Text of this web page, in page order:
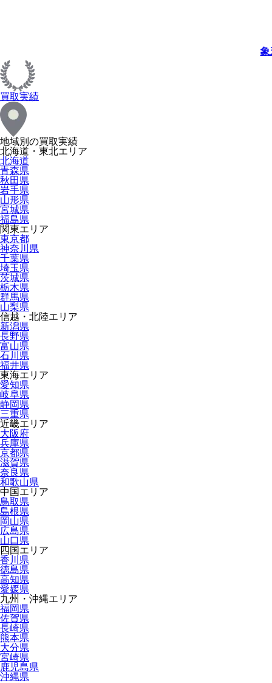
象
買取実績
地域別の買取実績
北海道・東北エリア
北海道
青森県
秋田県
岩手県
山形県
宮城県
福島県
関東エリア
東京都
神奈川県
千葉県
埼玉県
茨城県
栃木県
群馬県
山梨県
信越・北陸エリア
新潟県
長野県
富山県
石川県
福井県
東海エリア
愛知県
岐阜県
静岡県
三重県
近畿エリア
大阪府
兵庫県
京都県
滋賀県
奈良県
和歌山県
中国エリア
鳥取県
島根県
岡山県
広島県
山口県
四国エリア
香川県
徳島県
高知県
愛媛県
九州・沖縄エリア
福岡県
佐賀県
長崎県
熊本県
大分県
宮崎県
鹿児島県
沖縄県